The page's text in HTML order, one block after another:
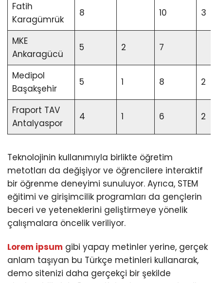
Fatih
Karagümrük
8 10 3
MKE
Ankaragücü
5 2 7
Medipol
Başakşehir
5 1 8 2
Fraport TAV
Antalyaspor
4 1 6 2
Teknolojinin kullanımıyla birlikte öğretim
metotları da değişiyor ve öğrencilere interaktif
bir öğrenme deneyimi sunuluyor. Ayrıca, STEM
eğitimi ve girişimcilik programları da gençlerin
beceri ve yeteneklerini geliştirmeye yönelik
çalışmalara öncelik veriliyor.
Lorem ipsum gibi yapay metinler yerine, gerçek
anlam taşıyan bu Türkçe metinleri kullanarak,
demo sitenizi daha gerçekçi bir şekilde